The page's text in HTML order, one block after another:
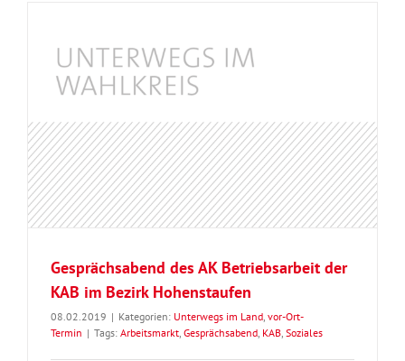
Gesprächsabend des AK Betriebsarbeit der
KAB im Bezirk Hohenstaufen
08.02.2019 | Kategorien: Unterwegs im Land, vor-Ort-
Termin | Tags: Arbeitsmarkt, Gesprächsabend, KAB, Soziales